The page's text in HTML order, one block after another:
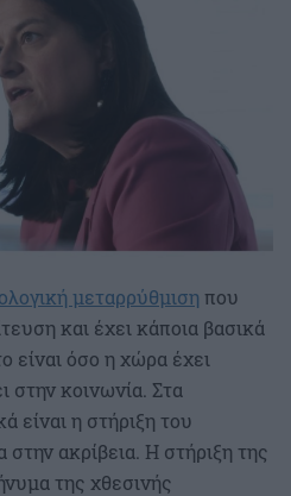
μεταρρύθμιση που
και έχει κάποια βασικά
είναι όσο η χώρα έχει
στην κοινωνία. Στα
είναι η στήριξη του
ακρίβεια. Η στήριξη της
της χθεσινής